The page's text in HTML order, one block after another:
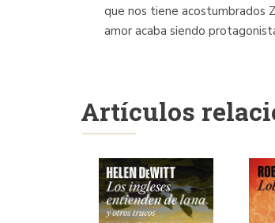
que nos tiene acostumbrados
amor acaba siendo
Artículos